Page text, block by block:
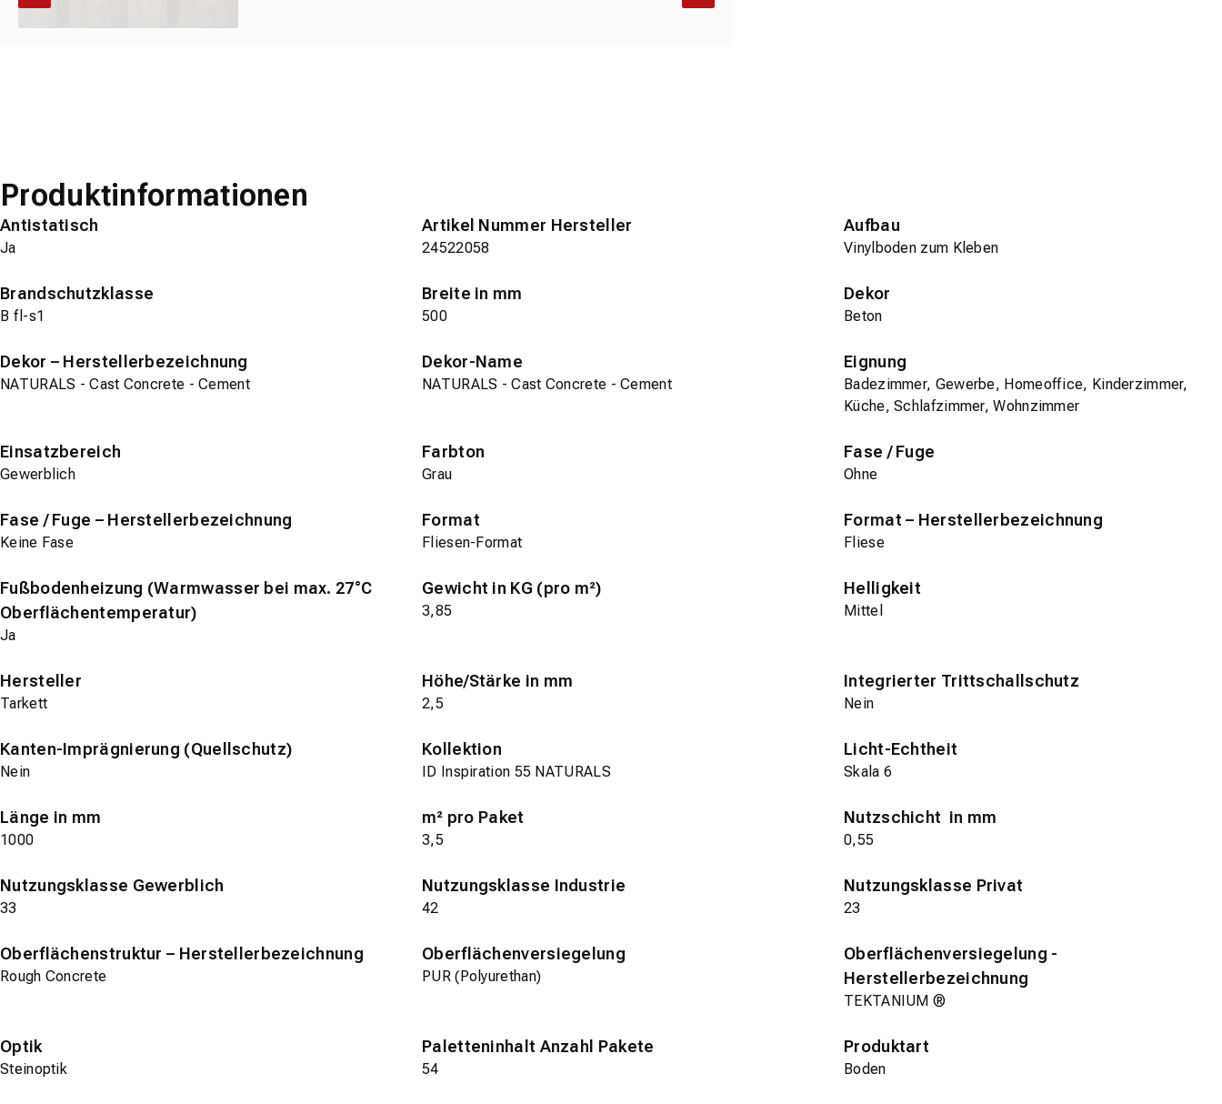
Produktinformationen
Antistatisch
Ja
Artikel Nummer Hersteller
24522058
Aufbau
Vinylboden zum Kleben
Brandschutzklasse
B fl-s1
Breite in mm
500
Dekor
Beton
Dekor – Herstellerbezeichnung
NATURALS - Cast Concrete - Cement
Dekor-Name
NATURALS - Cast Concrete - Cement
Eignung
Badezimmer, Gewerbe, Homeoffice, Kinderzimmer,
Küche, Schlafzimmer, Wohnzimmer
Einsatzbereich
Gewerblich
Farbton
Grau
Fase / Fuge
Ohne
Fase / Fuge – Herstellerbezeichnung
Keine Fase
Format
Fliesen-Format
Format – Herstellerbezeichnung
Fliese
Fußbodenheizung (Warmwasser bei max. 27°C
Oberflächentemperatur)
Ja
Gewicht in KG (pro m²)
3,85
Helligkeit
Mittel
Hersteller
Tarkett
Höhe/Stärke in mm
2,5
Integrierter Trittschallschutz
Nein
Kanten-Imprägnierung (Quellschutz)
Nein
Kollektion
ID Inspiration 55 NATURALS
Licht-Echtheit
Skala 6
Länge in mm
1000
m² pro Paket
3,5
Nutzschicht in mm
0,55
Nutzungsklasse Gewerblich
33
Nutzungsklasse Industrie
42
Nutzungsklasse Privat
23
Oberflächenstruktur – Herstellerbezeichnung
Rough Concrete
Oberflächenversiegelung
PUR (Polyurethan)
Oberflächenversiegelung -
Herstellerbezeichnung
TEKTANIUM ®
Optik
Steinoptik
Paletteninhalt Anzahl Pakete
54
Produktart
Boden